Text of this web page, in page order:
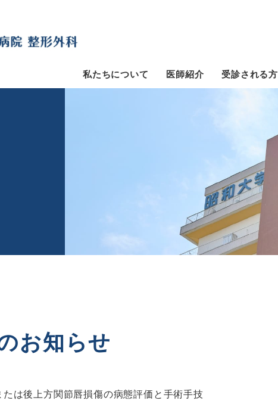
私たちについて 医師紹介 受診される方
お知らせ
は後上方関節唇損傷の病態評価と手術手技